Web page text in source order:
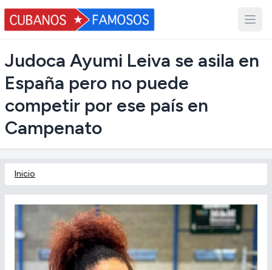
Judoca Ayumi Leiva se asila en
España pero no puede
competir por ese país en
Campenato
Inicio